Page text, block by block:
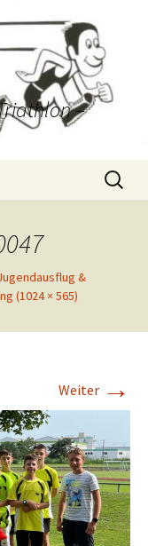
–
Suche
nach:
&
(1024 × 565)
Weiter →